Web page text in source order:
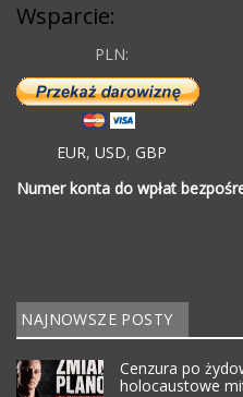
Wsparcie:
PLN:
EUR, USD, GBP
Numer konta do wpłat
NAJNOWSZE POSTY
Cenzura po
holocaustowe